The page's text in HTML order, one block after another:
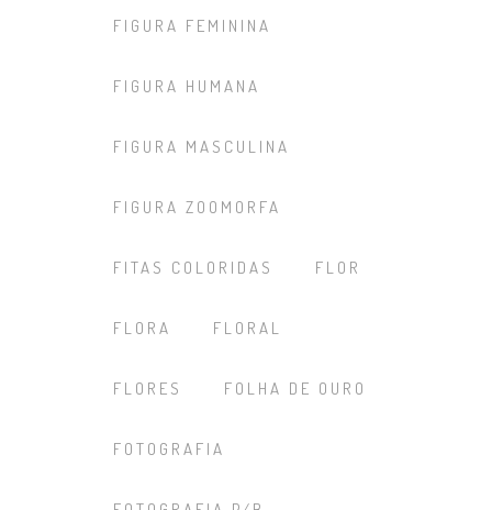
FIGURA FEMININA
FIGURA HUMANA
FIGURA MASCULINA
FIGURA ZOOMORFA
FITAS COLORIDAS FLOR
FLORA FLORAL
FLORES FOLHA DE OURO
FOTOGRAFIA